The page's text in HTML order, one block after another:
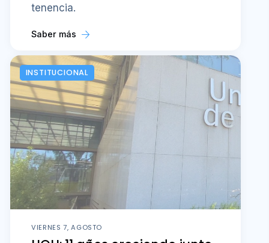
VIERNES 7, AGOSTO
UOH: 11 años creciendo junto
a la Región de O’Higgins
Creada en 2015 para responder a una
Universidad de O'Higgins conmemora